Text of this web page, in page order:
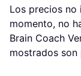
Los precios no
momento, no
Brain Coach
mostrados